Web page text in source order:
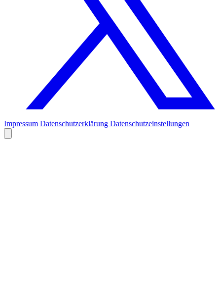
Impressum Datenschutzerklärung Datenschutzeinstellungen